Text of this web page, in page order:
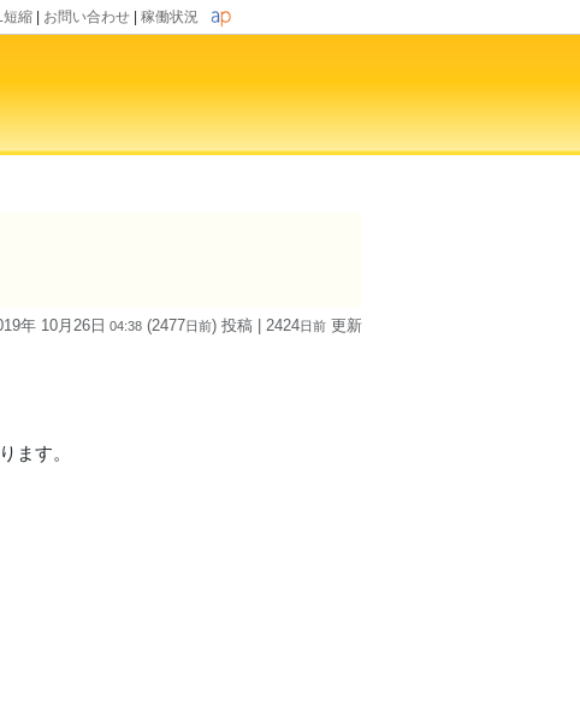
短縮 お問い合わせ 稼働状況
年 10月26日 04:38 (2477日前) 投稿 | 2424日前 更新
ます。